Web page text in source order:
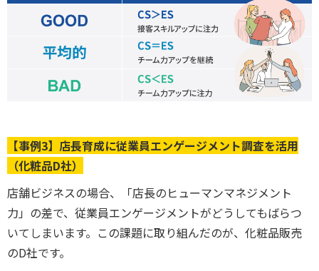
【事例3】店長育成に従業員エンゲージメント調査を活用
（化粧品D社）
店舗ビジネスの場合、「店長のヒューマンマネジメント
力」の差で、従業員エンゲージメントがどうしてもばらつ
いてしまいます。この課題に取り組んだのが、化粧品販売
のD社です。